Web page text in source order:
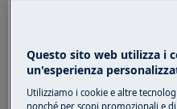
Questo sito web utilizza i
un'esperienza
Utilizziamo i cookie e altre
nonché per scopi promozionali e